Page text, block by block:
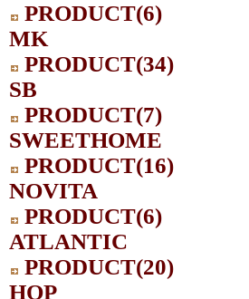
PRODUCT(6)
MK
PRODUCT(34)
SB
PRODUCT(7)
SWEETHOME
PRODUCT(16)
NOVITA
PRODUCT(6)
ATLANTIC
PRODUCT(20)
HOP